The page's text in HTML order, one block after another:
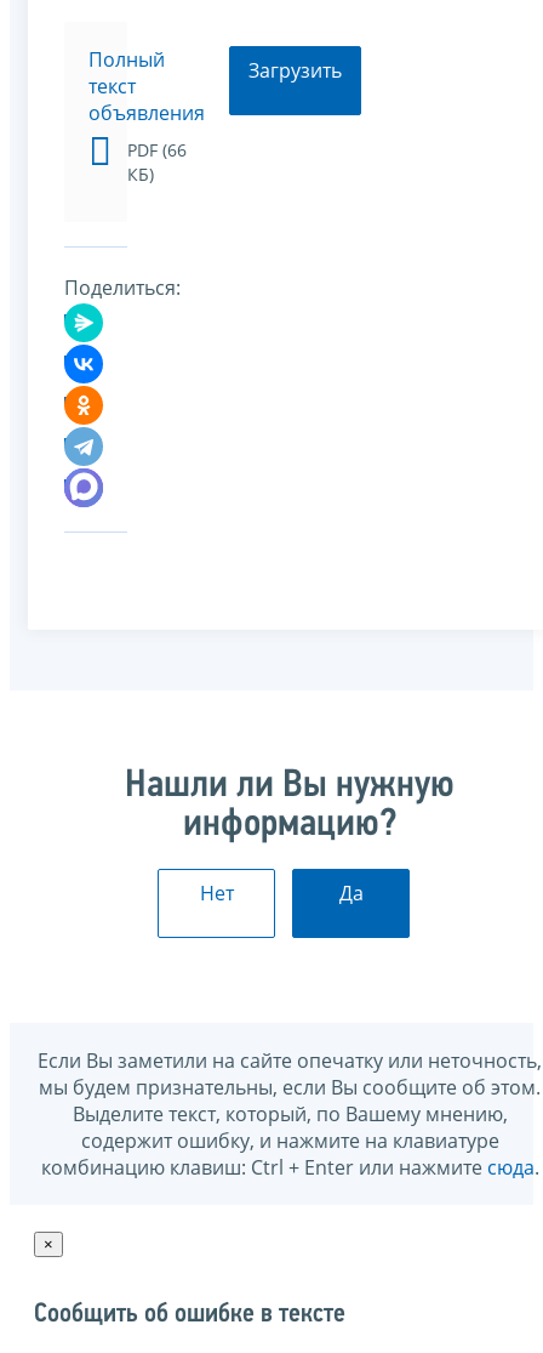
Полный
текст
объявления
PDF (66
КБ)
Загрузить
Поделиться:
Нашли ли Вы нужную
информацию?
Нет Да
Если Вы заметили на сайте опечатку или неточность,
мы будем признательны, если Вы сообщите об этом.
Выделите текст, который, по Вашему мнению,
содержит ошибку, и нажмите на клавиатуре
комбинацию клавиш: Ctrl + Enter или нажмите сюда.
×
Сообщить об ошибке в тексте